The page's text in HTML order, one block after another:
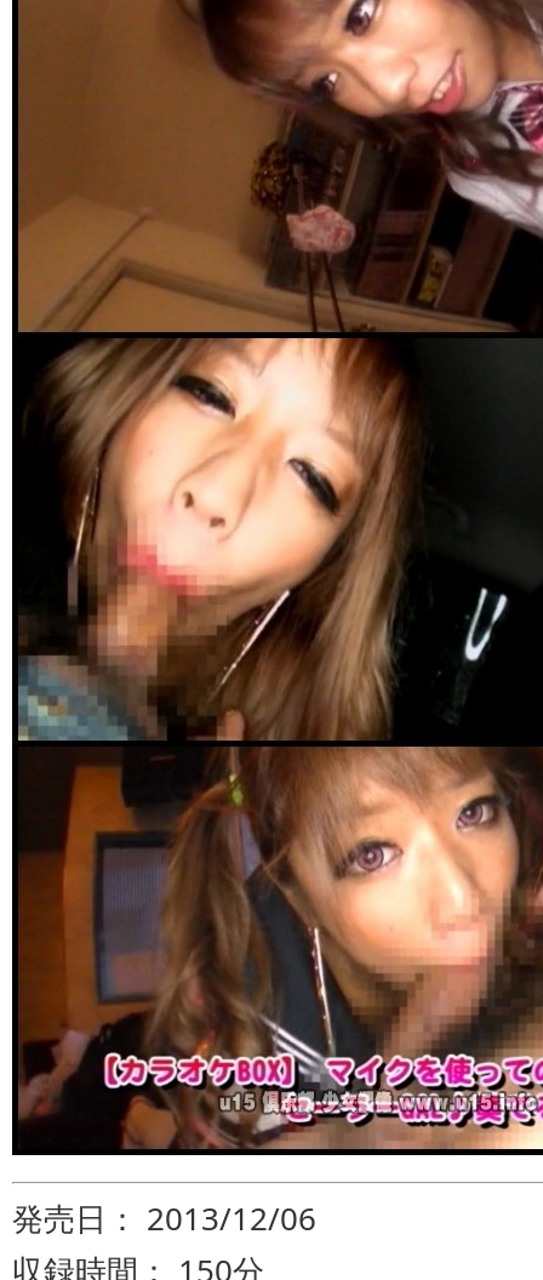
発売日： 2013/12/06
収録時間： 150分